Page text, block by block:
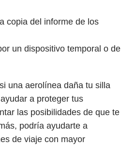
copia del informe de los
un dispositivo temporal o de
una aerolínea daña tu silla
a proteger tus
las posibilidades de que te
podría ayudarte a
de viaje con mayor